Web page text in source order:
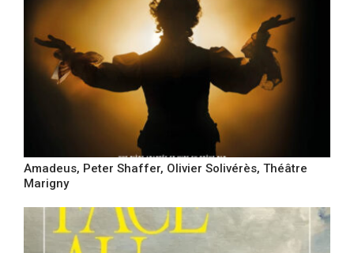
Amadeus, Peter Shaffer, Olivier Solivérès, Théâtre
Marigny